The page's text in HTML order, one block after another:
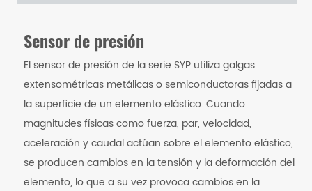
Sensor de presión
El sensor de presión de la serie SYP utiliza galgas
extensométricas metálicas o semiconductoras fijadas a
la superficie de un elemento elástico. Cuando
magnitudes físicas como fuerza, par, velocidad,
aceleración y caudal actúan sobre el elemento elástico,
se producen cambios en la tensión y la deformación del
elemento, lo que a su vez provoca cambios en la